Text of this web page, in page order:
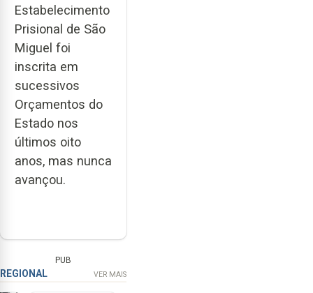
Estabelecimento
Prisional de São
Miguel foi
inscrita em
sucessivos
Orçamentos do
Estado nos
últimos oito
anos, mas nunca
avançou.
PUB
REGIONAL VER MAIS